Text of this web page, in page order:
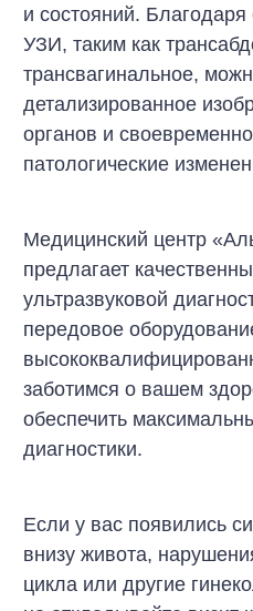
и состояний.
УЗИ, таким как
трансвагинальное,
детализированное
органов и
патологические
Медицинский центр
предлагает
ультразвуковой
передовое
заботимся о вашем
обеспечить
диагностики.
Если у вас появились
внизу живота,
цикла или другие